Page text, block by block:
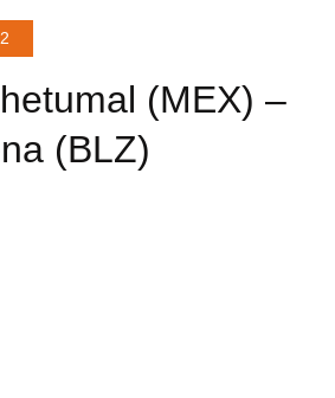
(MEX) –
(BLZ)